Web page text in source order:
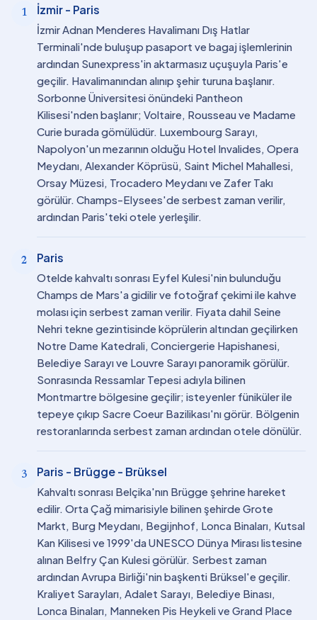
1 İzmir - Paris
İzmir Adnan Menderes Havalimanı Dış Hatlar
Terminali'nde buluşup pasaport ve bagaj işlemlerinin
ardından Sunexpress'in aktarmasız uçuşuyla Paris'e
geçilir. Havalimanından alınıp şehir turuna başlanır.
Sorbonne Üniversitesi önündeki Pantheon
Kilisesi'nden başlanır; Voltaire, Rousseau ve Madame
Curie burada gömülüdür. Luxembourg Sarayı,
Napolyon'un mezarının olduğu Hotel Invalides, Opera
Meydanı, Alexander Köprüsü, Saint Michel Mahallesi,
Orsay Müzesi, Trocadero Meydanı ve Zafer Takı
görülür. Champs-Elysees'de serbest zaman verilir,
ardından Paris'teki otele yerleşilir.
2 Paris
Otelde kahvaltı sonrası Eyfel Kulesi'nin bulunduğu
Champs de Mars'a gidilir ve fotoğraf çekimi ile kahve
molası için serbest zaman verilir. Fiyata dahil Seine
Nehri tekne gezintisinde köprülerin altından geçilirken
Notre Dame Katedrali, Conciergerie Hapishanesi,
Belediye Sarayı ve Louvre Sarayı panoramik görülür.
Sonrasında Ressamlar Tepesi adıyla bilinen
Montmartre bölgesine geçilir; isteyenler füniküler ile
tepeye çıkıp Sacre Coeur Bazilikası'nı görür. Bölgenin
restoranlarında serbest zaman ardından otele dönülür.
3 Paris - Brügge - Brüksel
Kahvaltı sonrası Belçika'nın Brügge şehrine hareket
edilir. Orta Çağ mimarisiyle bilinen şehirde Grote
Markt, Burg Meydanı, Begijnhof, Lonca Binaları, Kutsal
Kan Kilisesi ve 1999'da UNESCO Dünya Mirası listesine
alınan Belfry Çan Kulesi görülür. Serbest zaman
ardından Avrupa Birliği'nin başkenti Brüksel'e geçilir.
Kraliyet Sarayları, Adalet Sarayı, Belediye Binası,
Lonca Binaları, Manneken Pis Heykeli ve Grand Place